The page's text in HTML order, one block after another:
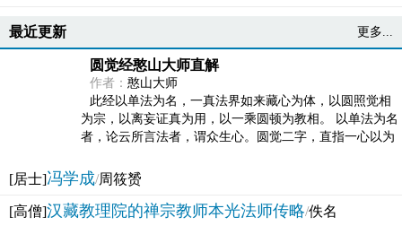
最近更新 更多...
圆觉经憨山大师直解
作者： 憨山大师
此经以单法为名，一真法界如来藏心为体，以圆照觉相
为宗，以离妄证真为用，以一乘圆顿为教相。 以单法为名
者，论云所言法者，谓众生心。圆觉二字，直指一心以为
[居士]冯学成/周筱赟
[高僧]汉藏教理院的禅宗教师本光法师传略/佚名